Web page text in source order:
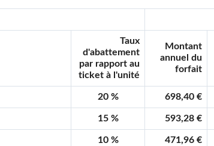
Taux
d'abattement
par rapport au
ticket à l'unité
Montant
annuel du
forfait
20 % 698,40 €
15 % 593,28 €
10 % 471,96 €